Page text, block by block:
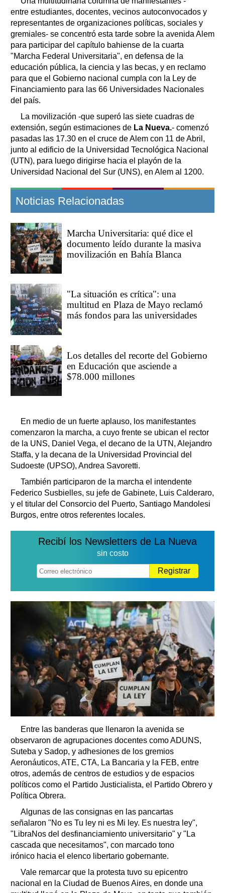
entre estudiantes, docentes, vecinos autoconvocados y
representantes de organizaciones políticas, sociales y
gremiales- se concentró esta tarde sobre la avenida Alem
para participar del capítulo bahiense de la cuarta
"Marcha Federal Universitaria", en defensa de la
educación pública, la ciencia y las becas, y en reclamo
para que el Gobierno nacional cumpla con la Ley de
Financiamiento para las 66 Universidades Nacionales
del país.
La movilización -que superó las siete cuadras de
extensión, según estimaciones de La Nueva.- comenzó
pasadas las 17.30 en el cruce de Alem con 11 de Abril,
junto al edificio de la Universidad Tecnológica Nacional
(UTN), para luego dirigirse hacia el playón de la
Universidad Nacional del Sur (UNS), en Alem al 1200.
Noticias Relacionadas
Marcha Universitaria: qué dice el
documento leído durante la masiva
movilización en Bahía Blanca
"La situación es crítica": una
multitud en Plaza de Mayo reclamó
más fondos para las universidades
Los detalles del recorte del Gobierno
en Educación que asciende a
$78.000 millones
En medio de un fuerte aplauso, los manifestantes
comenzaron la marcha, a cuyo frente se ubican el rector
de la UNS, Daniel Vega, el decano de la UTN, Alejandro
Staffa, y la decana de la Universidad Provincial del
Sudoeste (UPSO), Andrea Savoretti.
También participaron de la marcha el intendente
Federico Susbielles, su jefe de Gabinete, Luis Calderaro,
y el titular del Consorcio del Puerto, Santiago Mandolesi
Burgos, entre otros referentes locales.
Recibí los Newsletters de La Nueva
sin costo
Registrar
Entre las banderas que llenaron la avenida se
observaron de agrupaciones docentes como ADUNS,
Suteba y Sadop, y adhesiones de los gremios
Aeronáuticos, ATE, CTA, La Bancaria y la FEB, entre
otros, además de centros de estudios y de espacios
políticos como el Partido Justicialista, el Partido Obrero y
Política Obrera.
Algunas de las consignas en las pancartas
señalaron "No es Tu ley ni es Mi ley. Es nuestra ley",
"LibraNos del desfinanciamiento universitario" y "La
cascada que necesitamos", con marcado tono
irónico hacia el elenco libertario gobernante.
Vale remarcar que la protesta tuvo su epicentro
nacional en la Ciudad de Buenos Aires, en donde una